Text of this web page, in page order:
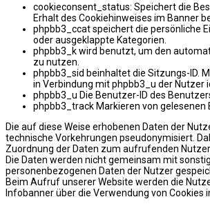
cookieconsent_status: Speichert die
Erhalt des Cookiehinweises im Banner
phpbb3_ccat speichert die persönliche
oder ausgeklappte Kategorien.
phpbb3_k wird benutzt, um den
zu nutzen.
phpbb3_sid beinhaltet die Sitzungs-ID.
in Verbindung mit phpbb3_u der Nutzer
phpbb3_u Die Benutzer-ID des
phpbb3_track Markieren von gelesenen
Die auf diese Weise erhobenen Daten der
technische Vorkehrungen pseudonymisiert.
Zuordnung der Daten zum aufrufenden
Die Daten werden nicht gemeinsam mit
personenbezogenen Daten der Nutzer
Beim Aufruf unserer Website werden die
Infobanner über die Verwendung von Cookies